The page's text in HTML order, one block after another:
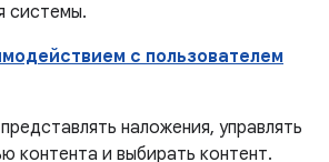
системы.
с пользователем
наложения, управлять
контента и выбирать контент.